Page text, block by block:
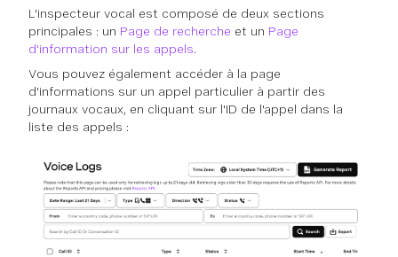
L'inspecteur vocal est composé de deux sections
principales : un Page de recherche et un Page
d'information sur les appels.
Vous pouvez également accéder à la page
d'informations sur un appel particulier à partir des
journaux vocaux, en cliquant sur l'ID de l'appel dans la
liste des appels :